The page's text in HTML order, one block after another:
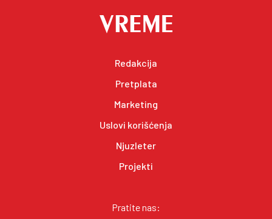
Redakcija
Pretplata
Marketing
Uslovi korišćenja
Njuzleter
Projekti
Pratite nas: